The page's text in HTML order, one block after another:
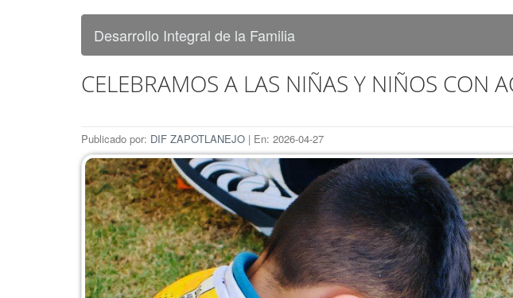
Desarrollo Integral de la Familia
CELEBRAMOS A LAS NIÑAS Y NIÑOS CON
Publicado por: DIF ZAPOTLANEJO | En: 2026-04-27